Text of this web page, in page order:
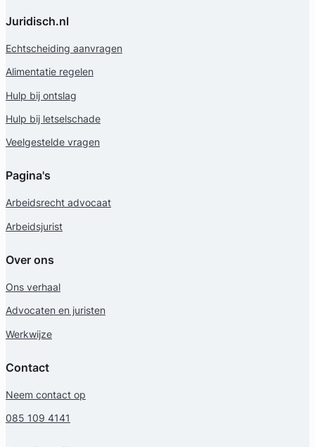
Juridisch.nl
Echtscheiding aanvragen
Alimentatie regelen
Hulp bij ontslag
Hulp bij letselschade
Veelgestelde vragen
Pagina's
Arbeidsrecht advocaat
Arbeidsjurist
Over ons
Ons verhaal
Advocaten en juristen
Werkwijze
Contact
Neem contact op
085 109 4141